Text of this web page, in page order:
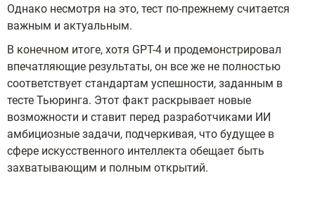
Однако несмотря на это, тест по-прежнему считается
важным и актуальным.
В конечном итоге, хотя GPT-4 и продемонстрировал
впечатляющие результаты, он все же не полностью
соответствует стандартам успешности, заданным в
тесте Тьюринга. Этот факт раскрывает новые
возможности и ставит перед разработчиками ИИ
амбициозные задачи, подчеркивая, что будущее в
сфере искусственного интеллекта обещает быть
захватывающим и полным открытий.